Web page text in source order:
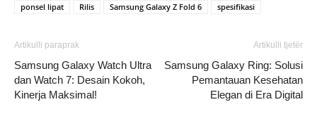
ponsel lipat
Rilis Samsung Galaxy Z Fold 6 spesifikasi
Artikulli paraprak
Samsung Galaxy Watch Ultra
dan Watch 7: Desain Kokoh,
Kinerja Maksimal!
Artikulli tjetër
Samsung Galaxy Ring: Solusi
Pemantauan Kesehatan
Elegan di Era Digital